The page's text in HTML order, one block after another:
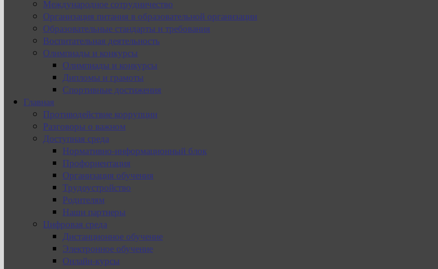
Международное сотрудничество
Организация питания в образовательной организации
Образовательные стандарты и требования
Воспитательная деятельность
Олимпиады и конкурсы
Олимпиады и конкурсы
Дипломы и грамоты
Спортивные достижения
Главная
Противодействие коррупции
Разговоры о важном
Доступная среда
Нормативно-информационный блок
Профориентация
Организация обучения
Трудоустройство
Родителям
Наши партнеры
Цифровая среда
Дистанционное обучение
Электронное обучение
Онлайн-курсы